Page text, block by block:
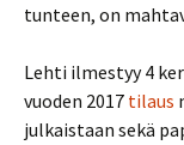
tunteen, on
Lehti ilmestyy 4
vuoden 2017 tilaus
julkaistaan sekä